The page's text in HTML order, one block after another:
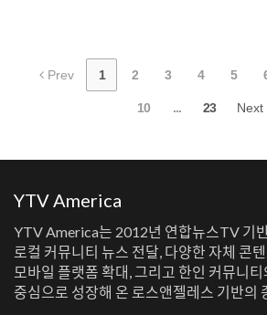
Prev 1 2 3 4 5
10 ... 23 Next
YTV America
YTV America는 2012년 연합뉴스TV 기
로컬 커뮤니티 뉴스 전달, 다양한 자체 콘
모바일 플랫폼 확대, 그리고 한인 커뮤니
중심으로 성장해 온 로스앤젤레스 기반의